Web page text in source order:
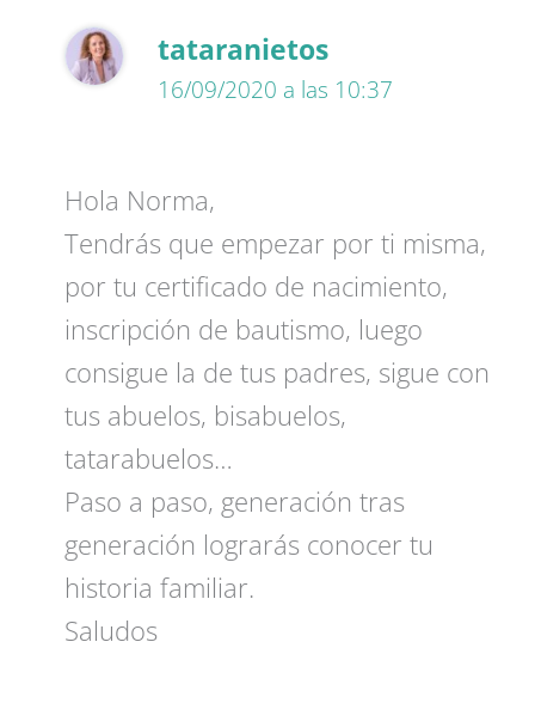
tataranietos
16/09/2020 a las 10:37
Hola Norma,
Tendrás que empezar por ti misma,
por tu certificado de nacimiento,
inscripción de bautismo, luego
consigue la de tus padres, sigue con
tus abuelos, bisabuelos,
tatarabuelos…
Paso a paso, generación tras
generación lograrás conocer tu
historia familiar.
Saludos